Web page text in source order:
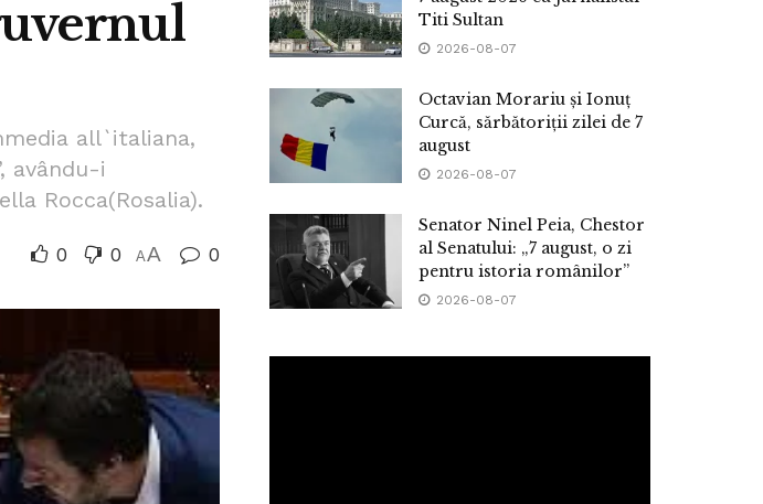
all`italiana,
avându-i
Rocca(Rosalia).
0 0 AA 0
Titi Sultan
2026-08-07
Octavian Morariu și Ionuț
Curcă, sărbătoriții zilei de 7
august
2026-08-07
Senator Ninel Peia, Chestor
al Senatului: „7 august, o zi
pentru istoria românilor”
2026-08-07